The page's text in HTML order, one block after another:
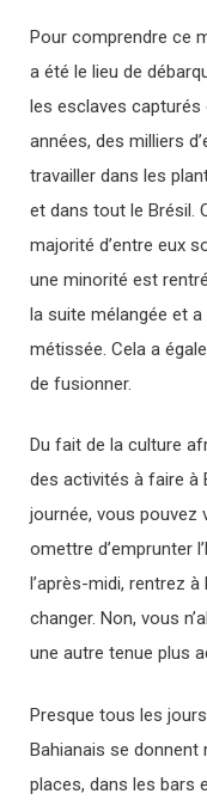
Pour comprendre ce
a été le lieu de
les esclaves capturés
années, des milliers
travailler dans les
et dans tout le Brésil.
majorité d’entre eux
une minorité est
la suite mélangée et
métissée. Cela a
de fusionner.
Du fait de la culture
des activités à faire à
journée, vous pouvez
omettre d’emprunter
l’après-midi, rentrez
changer. Non, vous
une autre tenue plus
Presque tous les
Bahianais se donnent
places, dans les bars